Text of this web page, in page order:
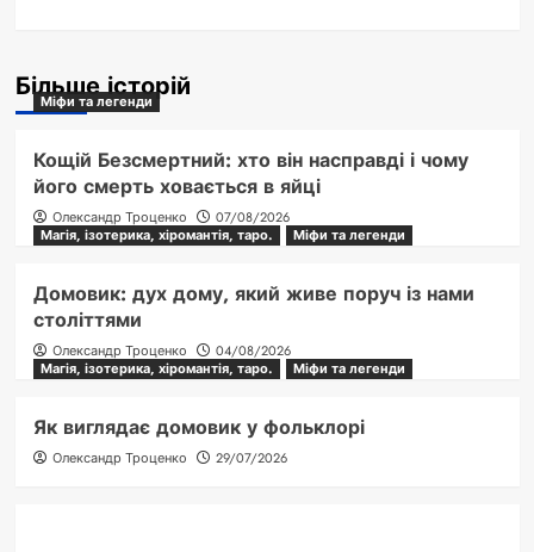
Більше історій
Міфи та легенди
Кощій Безсмертний: хто він насправді і чому
його смерть ховається в яйці
Олександр Троценко
07/08/2026
Магія, ізотерика, хіромантія, таро.
Міфи та легенди
Домовик: дух дому, який живе поруч із нами
століттями
Олександр Троценко
04/08/2026
Магія, ізотерика, хіромантія, таро.
Міфи та легенди
Як виглядає домовик у фольклорі
Олександр Троценко 29/07/2026